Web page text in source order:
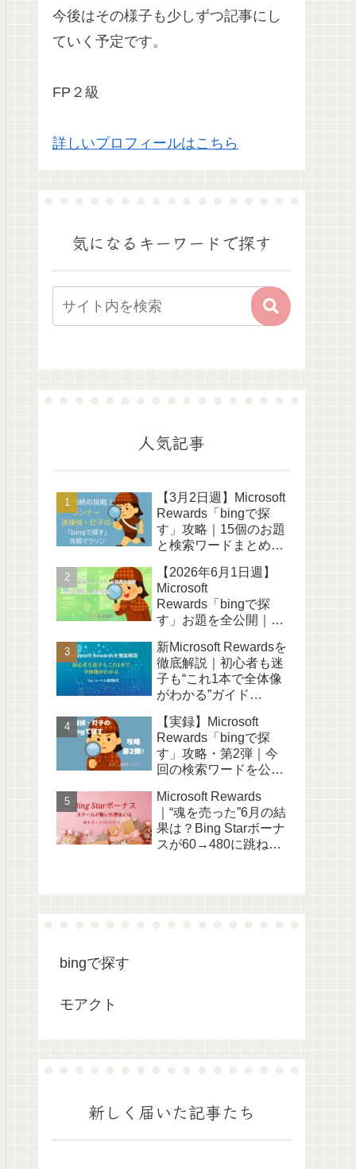
今後はその様子も少しずつ記事にし
ていく予定です。
FP２級
詳しいプロフィールはこちら
気になるキーワードで探す
人気記事
【3月2日週】Microsoft
Rewards「bingで探
す」攻略｜15個のお題
と検索ワードまとめ
【2026年6月1日週】
Microsoft
Rewards「bingで探
す」お題を全公開｜新
実録レポ｜ポイ活日記
31
新Microsoft Rewardsを
徹底解説｜初心者も迷
子も“これ1本で全体像
がわかる”ガイド
【実録】Microsoft
Rewards「bingで探
す」攻略・第2弾｜今
回の検索ワードを公開
Microsoft Rewards
｜“魂を売った”6月の結
果は？Bing Starボーナ
スが60→480に跳ね上
bingで探す
モアクト
新しく届いた記事たち